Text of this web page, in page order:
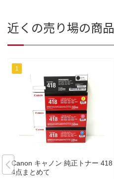
近くの売り場の商品
Canon キャノン 純正トナー 418
4点まとめて